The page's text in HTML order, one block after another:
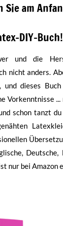
Sie am
DIY-Buch!
und die
nicht anders.
und dieses
Vorkenntnisse
schon tanzt
Deutsche,
nur bei Amazon